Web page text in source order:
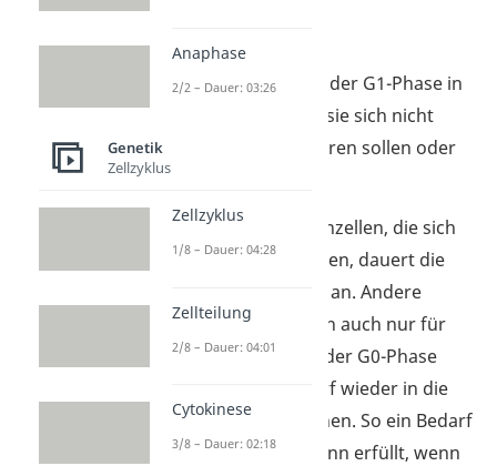
Zellen wechseln von der G1-Phase in
, wenn sie sich nicht
mehr weiter vermehren sollen oder
können.
Bei Zellen wie Nervenzellen, die sich
nie wieder teilen sollen, dauert die
G0-Phase für immer an. Andere
Zellen können jedoch auch nur für
eine gewisse Zeit in der G0-Phase
ruhen und bei Bedarf wieder in die
G1-Phase zurückgehen. So ein Bedarf
ist beispielsweise dann erfüllt, wenn
Anaphase
2/2 – Dauer: 03:26
Genetik
Zellzyklus
Zellzyklus
1/8 – Dauer: 04:28
Zellteilung
2/8 – Dauer: 04:01
Cytokinese
3/8 – Dauer: 02:18